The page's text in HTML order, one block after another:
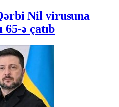
Nil virusuna
ə çatıb